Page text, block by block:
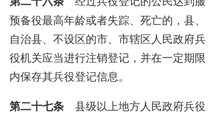
预备役最高年龄或者失踪、死亡的，县、
自治县、不设区的市、市辖区人民政府兵
役机关应当进行注销登记，并在一定期限
内保存其兵役登记信息。
第二十七条县级以上地方人民政府兵役